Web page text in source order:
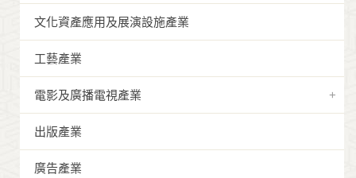
文化資產應用及展演設施產業
工藝產業
電影及廣播電視產業
出版產業
廣告產業